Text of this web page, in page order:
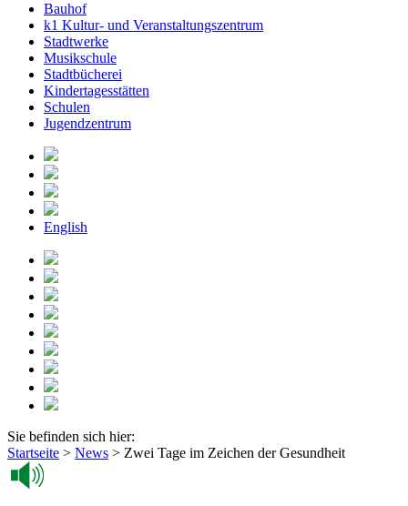
Bauhof
k1 Kultur- und Veranstaltungszentrum
Stadtwerke
Musikschule
Stadtbücherei
Kindertagesstätten
Schulen
Jugendzentrum
English
Sie befinden sich hier:
Startseite > News > Zwei Tage im Zeichen der Gesundheit